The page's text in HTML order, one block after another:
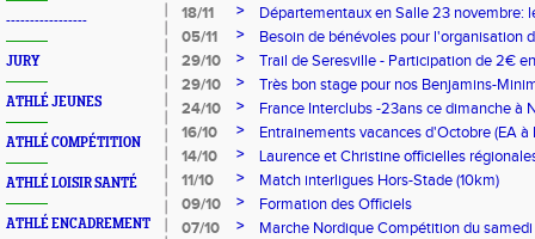
-----------------
JURY
ATHLÉ JEUNES
ATHLÉ COMPÉTITION
ATHLÉ LOISIR SANTÉ
ATHLÉ ENCADREMENT
18/11
>
Départementaux en Salle 23 novembre:
mesure
05/11 >
Besoin de bénévoles pour l'organisation
29/10
>
Trail de Seresville - Participation de 2€
29/10
>
Très bon stage pour nos Benjamins-
24/10
>
France Interclubs -23ans ce dimanche à
16/10
>
Entrainements vacances d'Octobre (EA à
14/10
>
Laurence et Christine officielles
11/10
>
Match interligues Hors-Stade (10km)
09/10
>
Formation des Officiels
07/10
>
Marche Nordique Compétition du